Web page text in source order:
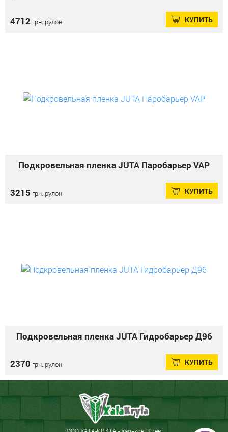
4712 грн. рулон КУПИТЬ
Подкровельная пленка JUTA Паробарьер VAP
3215 грн. рулон КУПИТЬ
Подкровельная пленка JUTA Гидробарьер Д96
2370 грн. рулон КУПИТЬ